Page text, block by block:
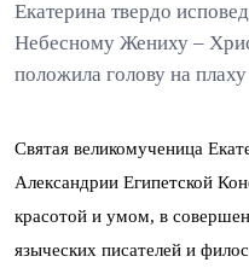
Екатерина твердо
Небесному Жениху –
положила голову на
Святая великомученица
Александрии Египетской
красотой и умом, в
языческих писателей и